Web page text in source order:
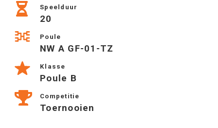
Speelduur
20
Poule
NW A GF-01-TZ
Klasse
Poule B
Competitie
Toernooien